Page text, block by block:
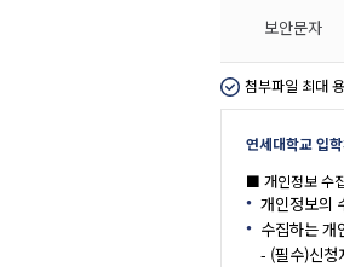
보안문자
첨부파일 최대
연세대학교 입
■ 개인정보 수
개인정보의
수집하는 개
- (필수)신청